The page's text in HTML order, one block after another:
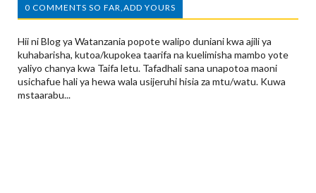
0 COMMENTS SO FAR,ADD YOURS
Hii ni Blog ya Watanzania popote walipo duniani kwa ajili ya
kuhabarisha, kutoa/kupokea taarifa na kuelimisha mambo yote
yaliyo chanya kwa Taifa letu. Tafadhali sana unapotoa maoni
usichafue hali ya hewa wala usijeruhi hisia za mtu/watu. Kuwa
mstaarabu...